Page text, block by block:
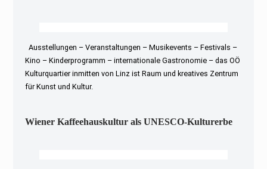
Ausstellungen – Veranstaltungen – Musikevents – Festivals –
Kino – Kinderprogramm – internationale Gastronomie – das OÖ
Kulturquartier inmitten von Linz ist Raum und kreatives Zentrum
für Kunst und Kultur.
Wiener Kaffeehauskultur als UNESCO-Kulturerbe